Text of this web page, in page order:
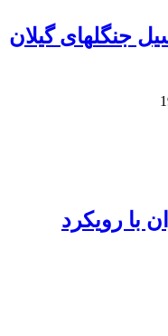
بازشناسی استفاده از پتانسیل جنگل‎های گیلان
با رویکرد